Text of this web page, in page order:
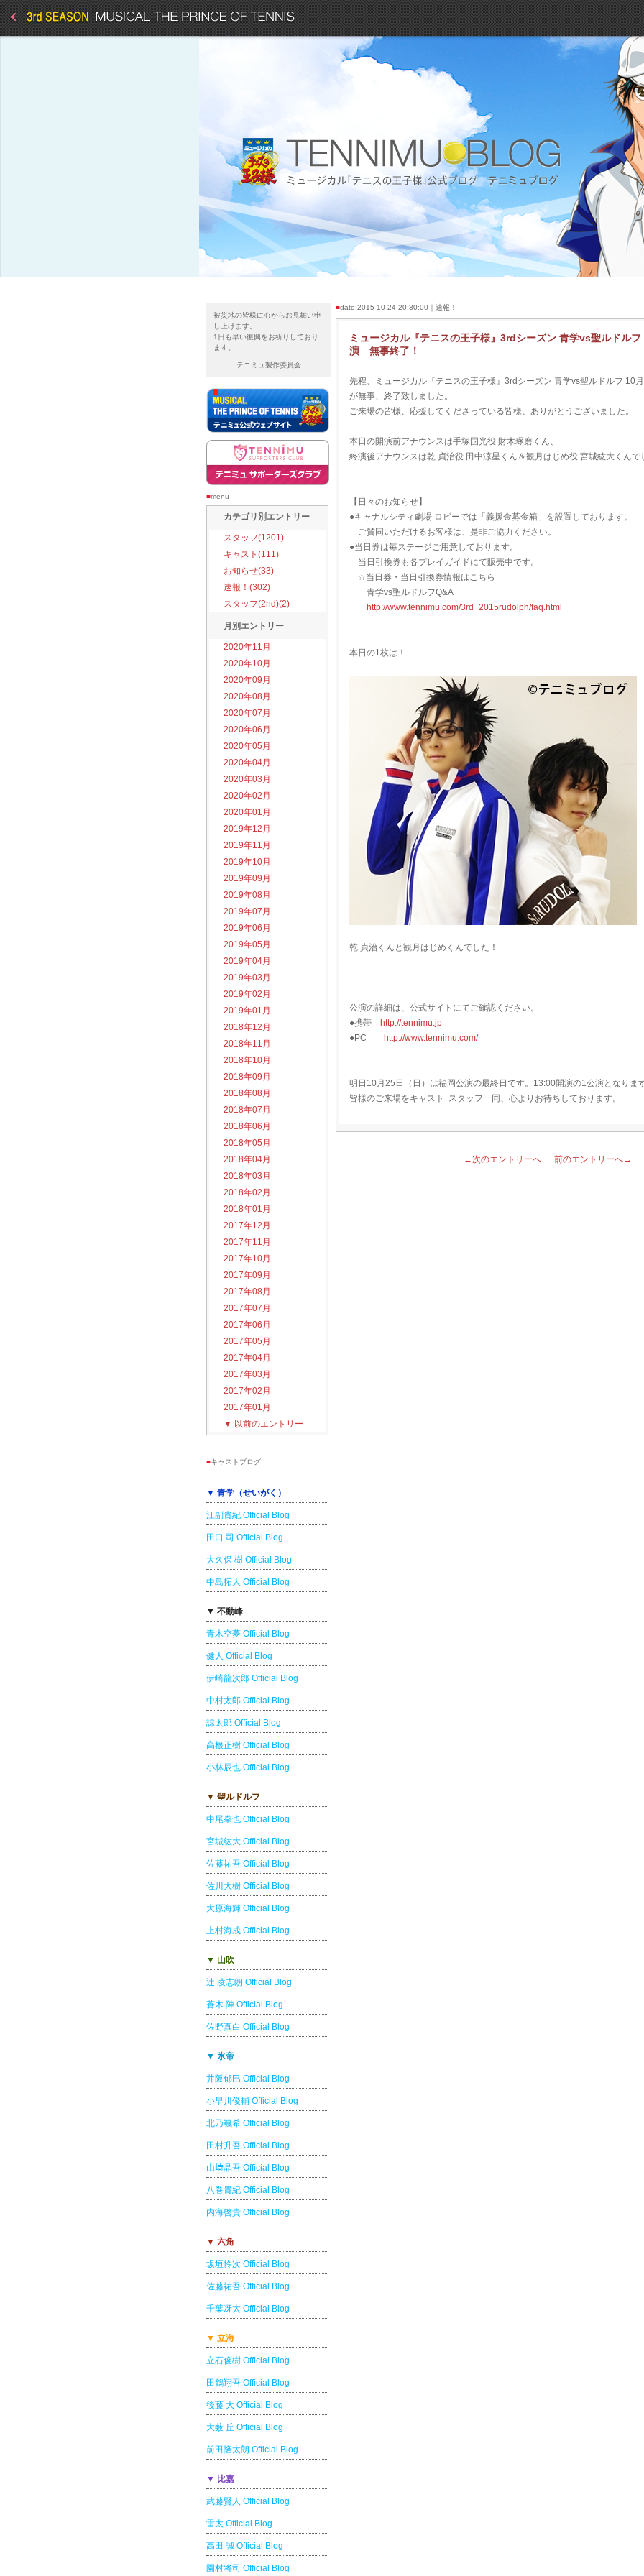
被災地の皆様に心からお見舞い申
し上げます。
1日も早い復興をお祈りしており
ます。
テニミュ製作委員会
■menu
カテゴリ別エントリー
スタッフ(1201)
キャスト(111)
お知らせ(33)
速報！(302)
スタッフ(2nd)(2)
月別エントリー
2020年11月
2020年10月
2020年09月
2020年08月
2020年07月
2020年06月
2020年05月
2020年04月
2020年03月
2020年02月
2020年01月
2019年12月
2019年11月
2019年10月
2019年09月
2019年08月
2019年07月
2019年06月
2019年05月
2019年04月
2019年03月
2019年02月
2019年01月
2018年12月
2018年11月
2018年10月
2018年09月
2018年08月
2018年07月
2018年06月
2018年05月
2018年04月
2018年03月
2018年02月
2018年01月
2017年12月
2017年11月
2017年10月
2017年09月
2017年08月
2017年07月
2017年06月
2017年05月
2017年04月
2017年03月
2017年02月
2017年01月
▼ 以前のエントリー
■キャストブログ
▼ 青学（せいがく）
江副貴紀 Official Blog
田口 司 Official Blog
大久保 樹 Official Blog
中島拓人 Official Blog
▼ 不動峰
青木空夢 Official Blog
健人 Official Blog
伊崎龍次郎 Official Blog
中村太郎 Official Blog
諒太郎 Official Blog
高根正樹 Official Blog
小林辰也 Official Blog
▼ 聖ルドルフ
中尾拳也 Official Blog
宮城紘大 Official Blog
佐藤祐吾 Official Blog
佐川大樹 Official Blog
大原海輝 Official Blog
上村海成 Official Blog
▼ 山吹
辻 凌志朗 Official Blog
蒼木 陣 Official Blog
佐野真白 Official Blog
▼ 氷帝
井阪郁巳 Official Blog
小早川俊輔 Official Blog
北乃颯希 Official Blog
田村升吾 Official Blog
山﨑晶吾 Official Blog
八巻貴紀 Official Blog
内海啓貴 Official Blog
▼ 六角
坂垣怜次 Official Blog
佐藤祐吾 Official Blog
千葉冴太 Official Blog
▼ 立海
立石俊樹 Official Blog
田鶴翔吾 Official Blog
後藤 大 Official Blog
大薮 丘 Official Blog
前田隆太朗 Official Blog
▼ 比嘉
武藤賢人 Official Blog
雷太 Official Blog
高田 誠 Official Blog
園村将司 Official Blog
■date:2015-10-24 20:30:00｜速報！
ミュージカル『テニスの王子様』3rdシーズン 青学vs聖ルドル
演 無事終了！
先程、ミュージカル『テニスの王子様』3rdシーズン 青学vs聖ルドルフ 10
が無事、終了致しました。
ご来場の皆様、応援してくださっている皆様、ありがとうございました。
本日の開演前アナウンスは手塚国光役 財木琢磨くん、
終演後アナウンスは乾 貞治役 田中涼星くん＆観月はじめ役 宮城紘大くんで
【日々のお知らせ】
●キャナルシティ劇場 ロビーでは「義援金募金箱」を設置しております。
ご賛同いただけるお客様は、是非ご協力ください。
●当日券は毎ステージご用意しております。
当日引換券も各プレイガイドにて販売中です。
☆当日券・当日引換券情報はこちら
青学vs聖ルドルフQ&A
http://www.tennimu.com/3rd_2015rudolph/faq.html
本日の1枚は！
乾 貞治くんと観月はじめくんでした！
公演の詳細は、公式サイトにてご確認ください。
●携帯
http://tennimu.jp
●PC
http://www.tennimu.com/
明日10月25日（日）は福岡公演の最終日です。13:00開演の1公演となりま
皆様のご来場をキャスト･スタッフ一同、心よりお待ちしております。
←次のエントリーへ 前のエントリーへ→